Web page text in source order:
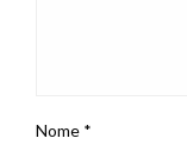
Nome *